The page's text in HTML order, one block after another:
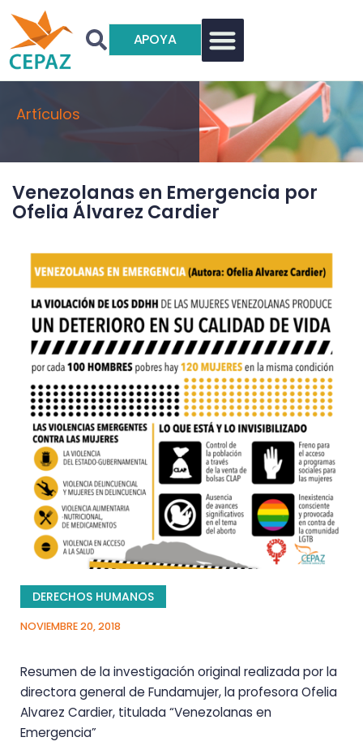
APOYA
Artículos
Venezolanas en Emergencia por
Ofelia Álvarez Cardier
DERECHOS HUMANOS
NOVIEMBRE 20, 2018
Resumen de la investigación original realizada por la
directora general de Fundamujer, la profesora Ofelia
Alvarez Cardier, titulada “Venezolanas en
Emergencia”